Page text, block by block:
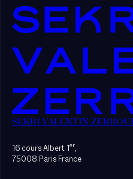
SEKRI VALENTIN
16 cours Albert 1er,
75008 Paris France